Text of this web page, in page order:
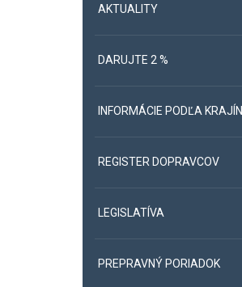
AKTUALITY
DARUJTE 2 %
INFORMÁCIE PODĽA KRAJÍN
REGISTER DOPRAVCOV
LEGISLATÍVA
PREPRAVNÝ PORIADOK